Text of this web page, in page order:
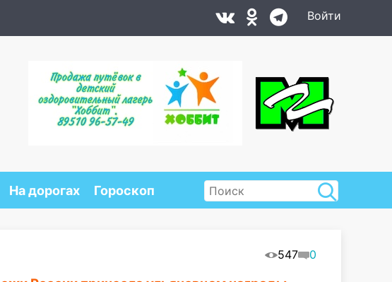
Войти
На дорогах Гороскоп
547 0